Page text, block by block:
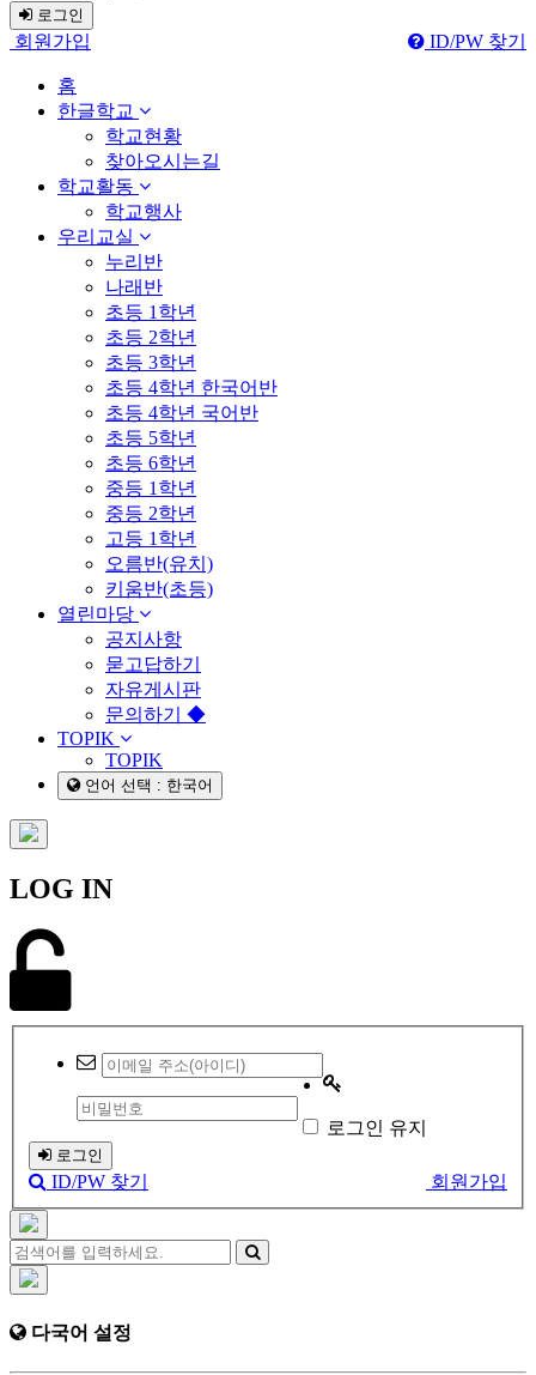
로그인
회원가입 ID/PW 찾기
홈
한글학교
학교현황
찾아오시는길
학교활동
학교행사
우리교실
누리반
나래반
초등 1학년
초등 2학년
초등 3학년
초등 4학년 한국어반
초등 4학년 국어반
초등 5학년
초등 6학년
중등 1학년
중등 2학년
고등 1학년
오름반(유치)
키움반(초등)
열린마당
공지사항
묻고답하기
자유게시판
문의하기 ◆
TOPIK
TOPIK
언어 선택 : 한국어
LOG IN
로그인 유지
로그인
회원가입
ID/PW 찾기
다국어 설정